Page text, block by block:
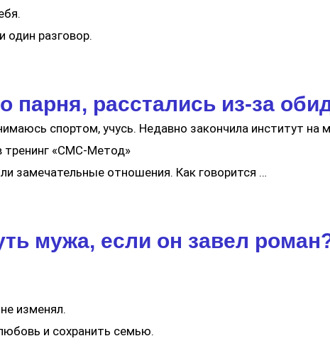
один разговор.
парня, расстались из-за
спортом, учусь. Недавно закончила институт на
тренинг «СМС-Метод»​
замечательные отношения. Как говорится …
мужа, если он завел
изменял.
и сохранить семью.